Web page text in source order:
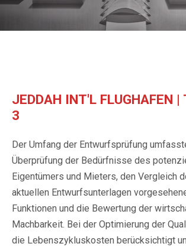
JEDDAH INT'L FLUGHAFEN |
3
Der Umfang der Entwurfsprüfung
Überprüfung der Bedürfnisse des
Eigentümers und Mieters, den Vergleich
aktuellen Entwurfsunterlagen
Funktionen und die Bewertung der
Machbarkeit. Bei der Optimierung der
die Lebenszykluskosten berücksichtigt